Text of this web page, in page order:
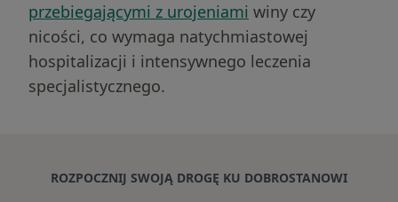
przebiegającymi z urojeniami winy czy
nicości, co wymaga natychmiastowej
hospitalizacji i intensywnego leczenia
specjalistycznego.
ROZPOCZNIJ SWOJĄ DROGĘ KU DOBROSTANOWI